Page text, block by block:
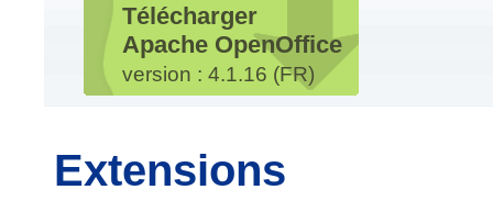
Télécharger
Apache OpenOffice
version : 4.1.16 (FR)
Extensions